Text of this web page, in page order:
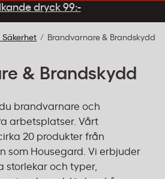
dryck 99:-
Säkerhet Brandvarnare & Brandskydd
& Brandskydd
brandvarnare och
arbetsplatser. Vårt
20 produkter från
som Housegard. Vi erbjuder
storlekar och typer,